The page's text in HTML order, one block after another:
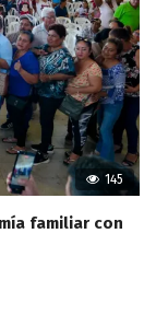
145
familiar con